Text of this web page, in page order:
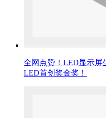
全网点赞！LED显示屏
LED首创奖金奖！